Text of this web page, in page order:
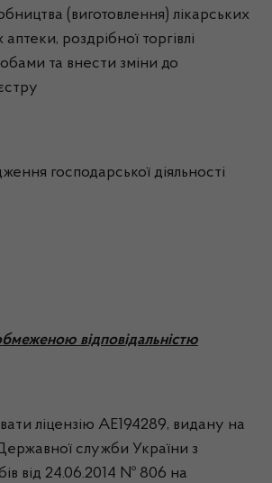
(виготовлення) лікарських
роздрібної торгівлі
та внести зміни до
господарської діяльності
відповідальністю
ліцензію АЕ194289, видану на
служби України з
від 24.06.2014 № 806 на